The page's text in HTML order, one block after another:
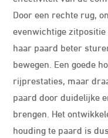
Door een rechte rug,
evenwichtige
haar paard beter
bewegen. Een goede
rijprestaties, maar
paard door duidelijke
brengen. Het
houding te paard is